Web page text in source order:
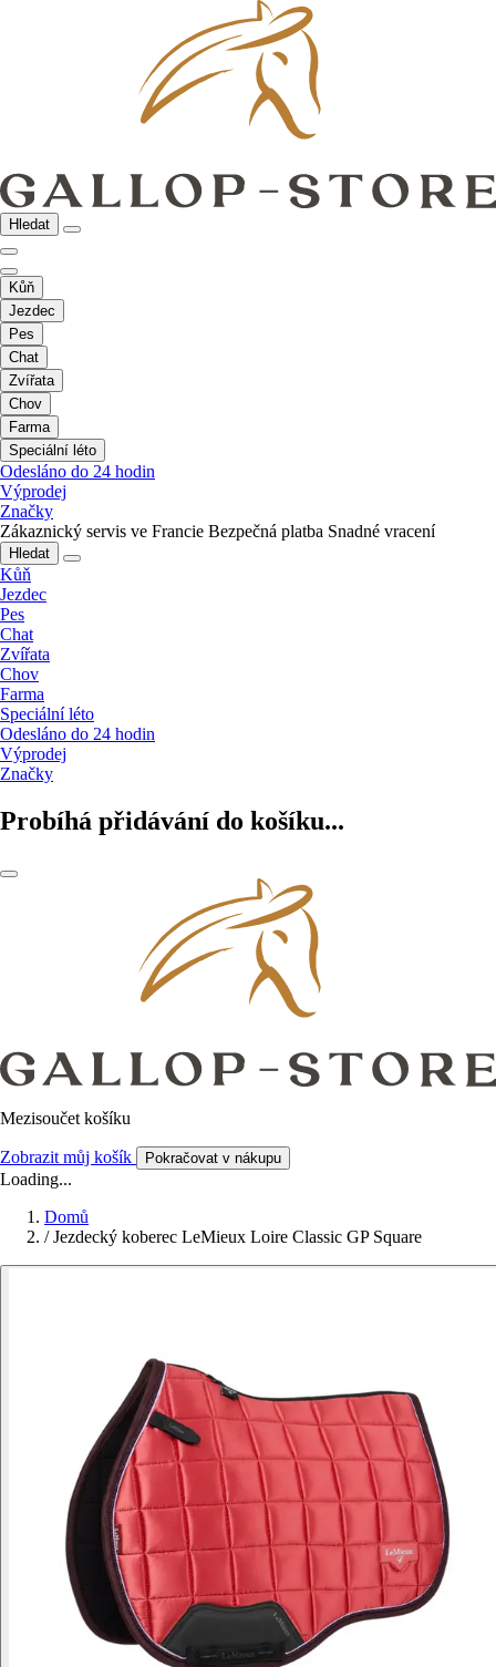
Hledat
Kůň
Jezdec
Pes
Chat
Zvířata
Chov
Farma
Speciální léto
Odesláno do 24 hodin
Výprodej
Značky
Zákaznický servis ve Francie Bezpečná platba Snadné vracení
Hledat
Kůň
Jezdec
Pes
Chat
Zvířata
Chov
Farma
Speciální léto
Odesláno do 24 hodin
Výprodej
Značky
Probíhá přidávání do košíku...
Mezisoučet košíku
Zobrazit můj košík Pokračovat v nákupu
Loading...
Domů
/ Jezdecký koberec LeMieux Loire Classic GP Square